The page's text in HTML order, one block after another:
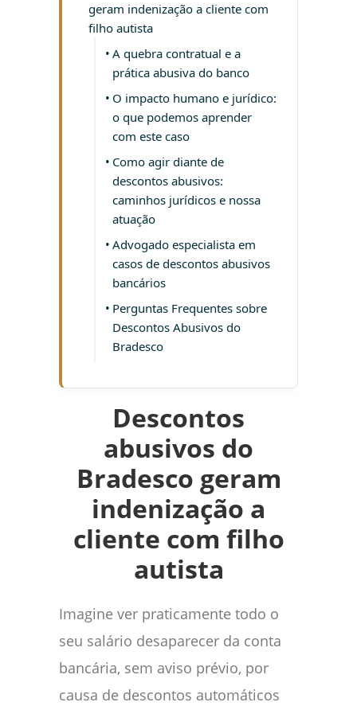
geram indenização a cliente com
filho autista
A quebra contratual e a
prática abusiva do banco
O impacto humano e jurídico:
o que podemos aprender
com este caso
Como agir diante de
descontos abusivos:
caminhos jurídicos e nossa
atuação
Advogado especialista em
casos de descontos abusivos
bancários
Perguntas Frequentes sobre
Descontos Abusivos do
Bradesco
Descontos
abusivos do
Bradesco geram
indenização a
cliente com filho
autista
Imagine ver praticamente todo o
seu salário desaparecer da conta
bancária, sem aviso prévio, por
causa de descontos automáticos